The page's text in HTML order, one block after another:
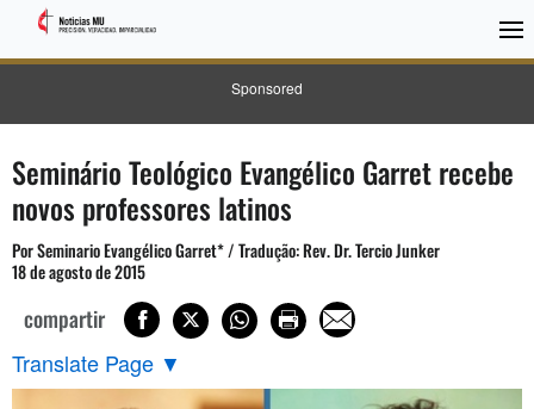
Sponsored
Seminário Teológico Evangélico Garret recebe
novos professores latinos
Por Seminario Evangélico Garret* / Tradução: Rev. Dr. Tercio Junker
18 de agosto de 2015
compartir
Translate Page ▼